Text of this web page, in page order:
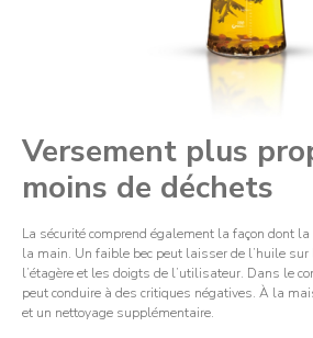
Versement plus
moins de déchets
La sécurité comprend également la façon dont
la main. Un faible bec peut laisser de l’huile sur
l’étagère et les doigts de l’utilisateur. Dans le
peut conduire à des critiques négatives. À la
et un nettoyage supplémentaire.